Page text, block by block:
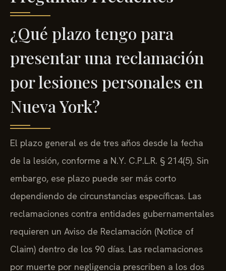
¿Qué plazo tengo para
presentar una reclamación
por lesiones personales en
Nueva York?
El plazo general es de tres años desde la fecha
de la lesión, conforme a N.Y. C.P.L.R. § 214(5). Sin
embargo, ese plazo puede ser más corto
dependiendo de circunstancias específicas. Las
reclamaciones contra entidades gubernamentales
requieren un Aviso de Reclamación (Notice of
Claim) dentro de los 90 días. Las reclamaciones
por muerte por negligencia prescriben a los dos